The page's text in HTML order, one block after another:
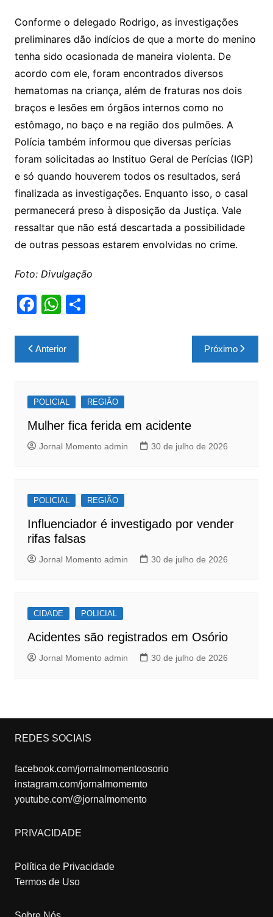
Conforme o delegado Rodrigo, as investigações
preliminares dão indícios de que a morte do menino
tenha sido ocasionada de maneira violenta. De
acordo com ele, foram encontrados diversos
hematomas na criança, além de fraturas nos dois
braços e lesões em órgãos internos como no
estômago, no baço e na região dos pulmões. A
Polícia também informou que diversas perícias
foram solicitadas ao Instituo Geral de Perícias (IGP)
e só quando houverem todos os resultados, será
finalizada as investigações. Enquanto isso, o casal
permanecerá preso à disposição da Justiça. Vale
ressaltar que não está descartada a possibilidade
de outras pessoas estarem envolvidas no crime.
Foto: Divulgação
F
c
e
o
o
k
W
at
s
p
p
S
Navegação
de
Anterior Próximo
POLICIAL REGIÃO
Mulher fica ferida em acidente
Jornal Momento admin 30 de julho de 2026
POLICIAL REGIÃO
Influenciador é investigado por vender
rifas falsas
Jornal Momento admin 30 de julho de 2026
CIDADE POLICIAL
Acidentes são registrados em Osório
Jornal Momento admin 30 de julho de 2026
REDES SOCIAIS
facebook.com/jornalmomentoosorio
instagram.com/jornalmomemto
youtube.com/@jornalmomento
PRIVACIDADE
Política de Privacidade
Termos de Uso